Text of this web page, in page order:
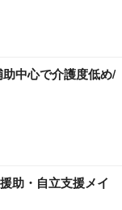
中心で介護度低め/
助・自立支援メイ